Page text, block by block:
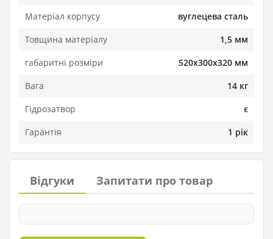
Матеріал корпусу
вуглецева сталь
Товщина матеріалу
1,5 мм
габаритні розміри
520х300х320 мм
Вага
14 кг
Гідрозатвор
є
Гарантія
1 рік
Відгуки Запитати про товар